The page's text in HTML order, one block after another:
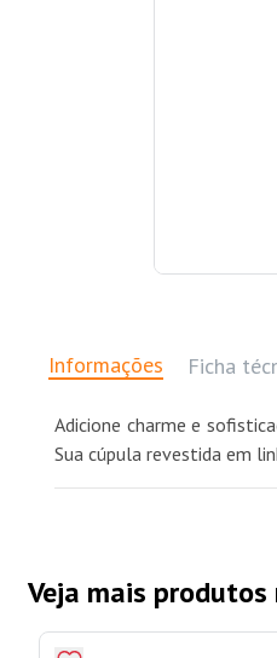
Informações Ficha
Adicione charme e
Sua cúpula revestida em
Veja mais